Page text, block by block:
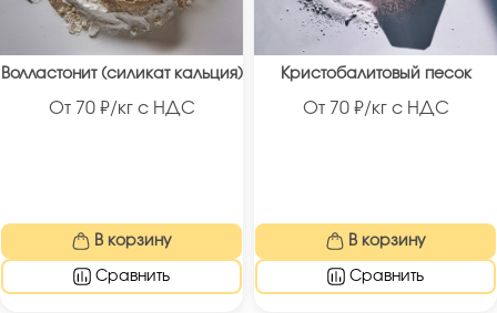
Волластонит (силикат кальция)
От 70 ₽/кг с НДС
В корзину
Сравнить
Кристобалитовый песок
От 70 ₽/кг с НДС
В корзину
Сравнить